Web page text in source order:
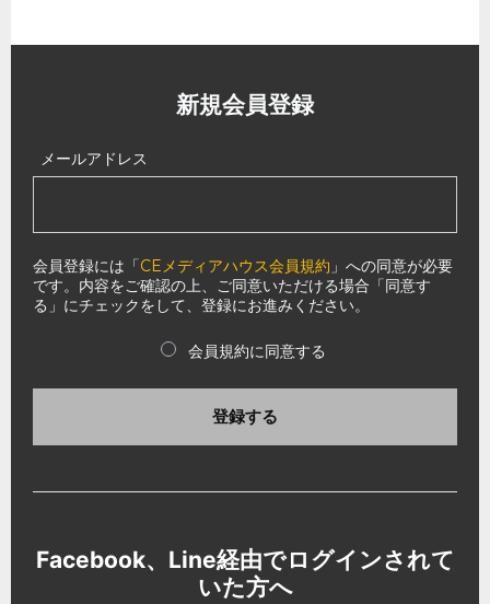
新規会員登録
メールアドレス
会員登録には「CEメディアハウス会員規約 」への同意が必要
です。内容をご確認の上、ご同意いただける場合「同意す
る」にチェックをして、登録にお進みください。
会員規約に同意する
登録する
Facebook、Line経由でログインされて
いた方へ